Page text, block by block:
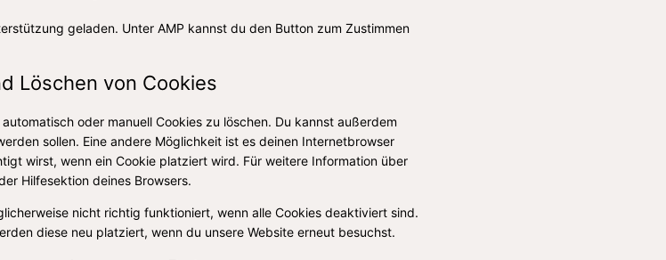
geladen. Unter AMP kannst du den Button zum Zustimmen
Löschen von Cookies
oder manuell Cookies zu löschen. Du kannst außerdem
sollen. Eine andere Möglichkeit ist es deinen Internetbrowser
wirst, wenn ein Cookie platziert wird. Für weitere Information über
Hilfesektion deines Browsers.
nicht richtig funktioniert, wenn alle Cookies deaktiviert sind.
diese neu platziert, wenn du unsere Website erneut besuchst.